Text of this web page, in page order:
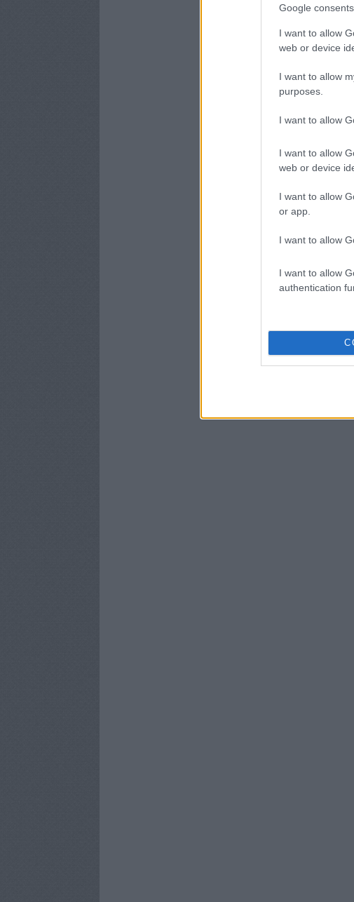
Google consents
I want to allow
web or device
I want to allow
purposes.
I want to allow
I want to allow
web or device
I want to allow
or app.
I want to allow
I want to allow
authentication